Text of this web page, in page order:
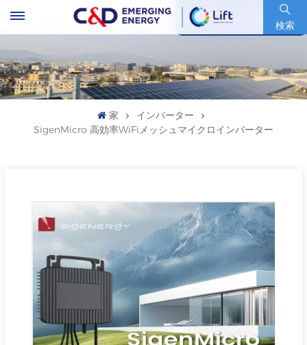
検索
銘柄コード : 600153.SH
家
インバーター
SigenMicro 高効率WiFiメッシュマイクロインバーター